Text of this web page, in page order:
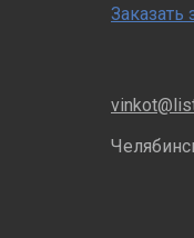
Заказать